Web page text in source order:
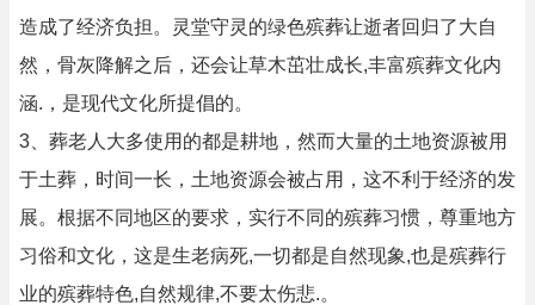
造成了经济负担。灵堂守灵的绿色殡葬让逝者回归了大自
然，骨灰降解之后，还会让草木茁壮成长,丰富殡葬文化内
涵.，是现代文化所提倡的。
3、葬老人大多使用的都是耕地，然而大量的土地资源被用
于土葬，时间一长，土地资源会被占用，这不利于经济的发
展。根据不同地区的要求，实行不同的殡葬习惯，尊重地方
习俗和文化，这是生老病死,一切都是自然现象,也是殡葬行
业的殡葬特色,自然规律,不要太伤悲.。